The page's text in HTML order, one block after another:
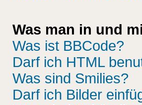
Was man in und
Was ist BBCode?
Darf ich HTML
Was sind Smilies?
Darf ich Bilder